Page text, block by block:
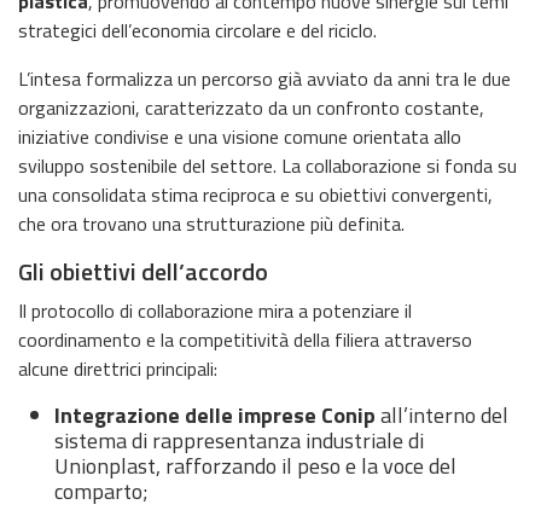
strategici dell’economia circolare e del riciclo.
L’intesa formalizza un percorso già avviato da anni tra le due
organizzazioni, caratterizzato da un confronto costante,
iniziative condivise e una visione comune orientata allo
sviluppo sostenibile del settore. La collaborazione si fonda su
una consolidata stima reciproca e su obiettivi convergenti,
che ora trovano una strutturazione più definita.
Gli obiettivi dell’accordo
Il protocollo di collaborazione mira a potenziare il
coordinamento e la competitività della filiera attraverso
alcune direttrici principali:
Integrazione delle imprese Conipall’interno del
sistema di rappresentanza industriale di
Unionplast, rafforzando il peso e la voce del
comparto;